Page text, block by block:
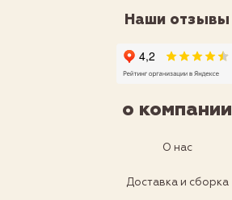
Наши отзывы
о компании
О нас
Доставка и сборка